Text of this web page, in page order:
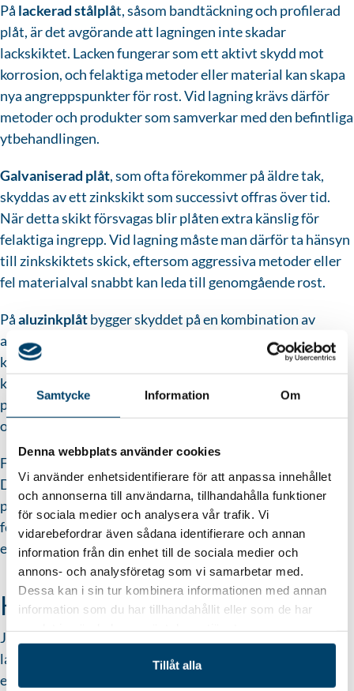
Samtycke Information Om
Denna webbplats använder cookies
Vi använder enhetsidentifierare för att anpassa innehållet
och annonserna till användarna, tillhandahålla funktioner
för sociala medier och analysera vår trafik. Vi
vidarebefordrar även sådana identifierare och annan
information från din enhet till de sociala medier och
annons- och analysföretag som vi samarbetar med.
Dessa kan i sin tur kombinera informationen med annan
information som du har tillhandahållit eller som de har
Tillåt alla
På lackerad stålplåt, såsom bandtäckning och profilerad
plåt, är det avgörande att lagningen inte skadar
lackskiktet. Lacken fungerar som ett aktivt skydd mot
korrosion, och felaktiga metoder eller material kan skapa
nya angreppspunkter för rost. Vid lagning krävs därför
metoder och produkter som samverkar med den befintliga
ytbehandlingen.
Galvaniserad plåt, som ofta förekommer på äldre tak,
skyddas av ett zinkskikt som successivt offras över tid.
När detta skikt försvagas blir plåten extra känslig för
felaktiga ingrepp. Vid lagning måste man därför ta hänsyn
till zinkskiktets skick, eftersom aggressiva metoder eller
fel materialval snabbt kan leda till genomgående rost.
Påaluzinkplåtbygger skyddet på en kombination av
aluminium och zink, vilket ger god motståndskraft mot
korrosion men samtidigt ställer krav på att rätt,
kompatibla material används vid lagning. Felaktiga
produkter kan påverka skyddsskiktets funktion negativt
och förkorta takets livslängd.
För koppar- och zinktak
Dessa material utvecklar en naturlig patina som skyddar
plåten. Lagning ska därför ske mycket varsamt, eftersom
felaktiga åtgärder kan leda till bestående missfärgningar
eller försämrad materialfunktion.
Kan man laga plåttak själv?
Ja, i vissa fall går det att utföra mindre och tillfälliga
lagningar på ett plåttak själv, exempelvis för att begränsa
ett akut läckage. Däremot kräver hållbar lagning av